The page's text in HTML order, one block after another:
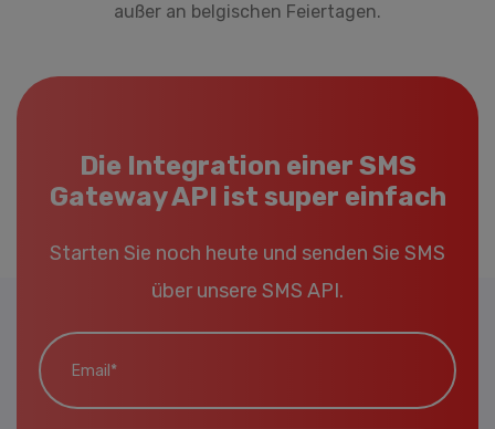
außer an belgischen Feiertagen.
Die Integration einer SMS
Gateway API ist super einfach
Starten Sie noch heute und senden Sie SMS
über unsere SMS API.
Email*